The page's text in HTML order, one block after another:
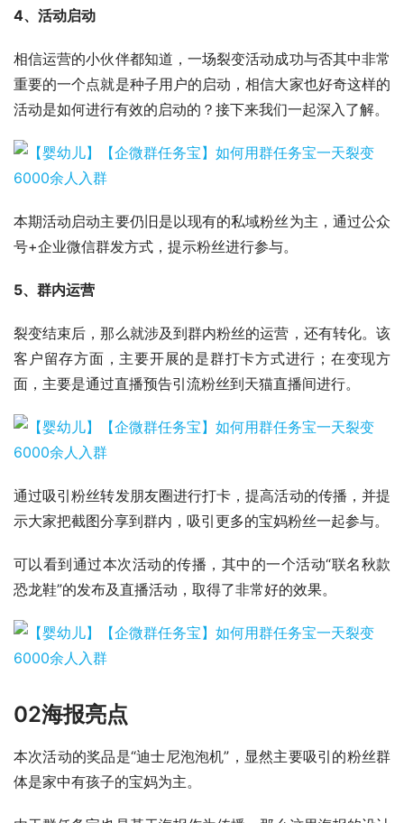
4、活动启动
相信运营的小伙伴都知道，一场裂变活动成功与否其中非常
重要的一个点就是种子用户的启动，相信大家也好奇这样的
活动是如何进行有效的启动的？接下来我们一起深入了解。
本期活动启动主要仍旧是以现有的私域粉丝为主，通过公众
号+企业微信群发方式，提示粉丝进行参与。
5、群内运营
裂变结束后，那么就涉及到群内粉丝的运营，还有转化。该
客户留存方面，主要开展的是群打卡方式进行；在变现方
面，主要是通过直播预告引流粉丝到天猫直播间进行。
通过吸引粉丝转发朋友圈进行打卡，提高活动的传播，并提
示大家把截图分享到群内，吸引更多的宝妈粉丝一起参与。
可以看到通过本次活动的传播，其中的一个活动“联名秋款
恐龙鞋”的发布及直播活动，取得了非常好的效果。
02海报亮点
本次活动的奖品是“迪士尼泡泡机”，显然主要吸引的粉丝群
体是家中有孩子的宝妈为主。